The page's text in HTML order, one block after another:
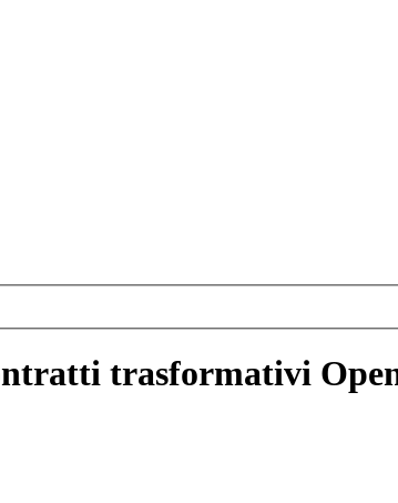
trasformativi Open